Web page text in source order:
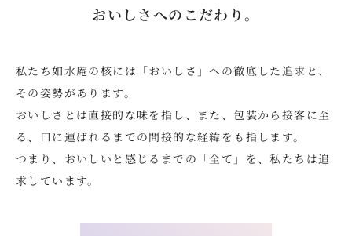
おいしさへのこだわり。
私たち如水庵の核には「おいしさ」への徹底した追求と、
その姿勢があります。
おいしさとは直接的な味を指し、また、包装から接客に至
る、口に運ばれるまでの間接的な経緯をも指します。
つまり、おいしいと感じるまでの「全て」を、私たちは追
求しています。